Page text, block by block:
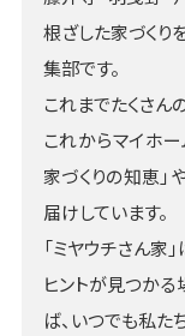
根ざした家づくり
集部です。
これまでたくさん
これからマイホ
家づくりの知恵」
届けしています。
「ミヤウチさん家
ヒントが見つか
ば、いつでも私た